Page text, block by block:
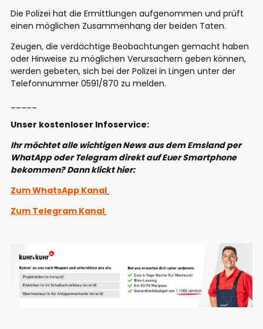
Die Polizei hat die Ermittlungen aufgenommen und prüft
einen möglichen Zusammenhang der beiden Taten.
Zeugen, die verdächtige Beobachtungen gemacht haben
oder Hinweise zu möglichen Verursachern geben können,
werden gebeten, sich bei der Polizei in Lingen unter der
Telefonnummer 0591/870 zu melden.
Unser kostenloser Infoservice:
Ihr möchtet alle wichtigen News aus dem Emsland per
WhatApp oder Telegram direkt auf Euer Smartphone
bekommen? Dann klickt hier:
Zum WhatsApp Kanal
Zum Telegram Kanal